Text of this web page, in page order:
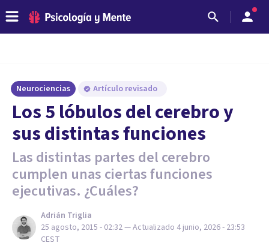
Neurociencias Artículo revisado
​Los 5 lóbulos del cerebro y
sus distintas funciones
Las distintas partes del cerebro
cumplen unas ciertas funciones
ejecutivas. ¿Cuáles?
Adrián Triglia
25 agosto, 2015 - 02:32— Actualizado 4 junio, 2026 - 23:53
CEST